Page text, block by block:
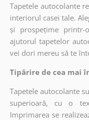
Tapetele autocolante
interiorul casei tale.
și prospețime printr-
ajutorul tapetelor
vei dori mereu să te
Tipărire de cea mai
Tapetele autocolante
superioară, cu o
Imprimarea se